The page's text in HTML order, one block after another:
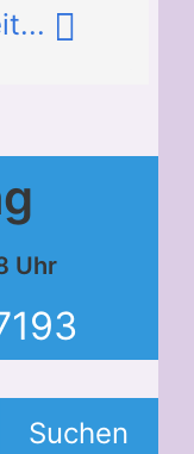
Uhr
Suchen